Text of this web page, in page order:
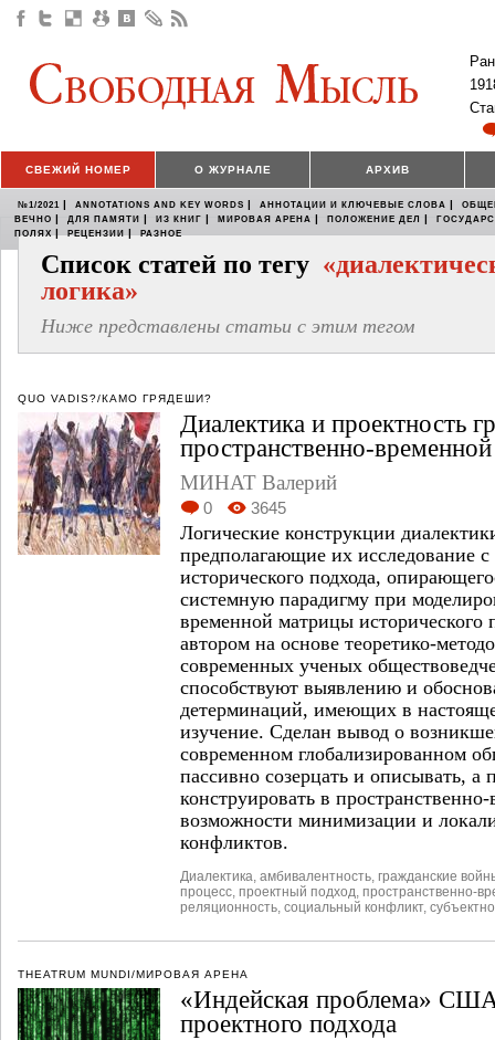
СВЕЖИЙ НОМЕР О ЖУРНАЛЕ АРХИВ
№1/2021 | ANNOTATIONS AND KEY WORDS | АННОТАЦИИ И КЛЮЧЕВЫЕ СЛОВА |
ВЕЧНО | ДЛЯ ПАМЯТИ | ИЗ КНИГ | МИРОВАЯ АРЕНА | ПОЛОЖЕНИЕ ДЕЛ |
ПОЛЯХ | РЕЦЕНЗИИ | РАЗНОЕ
Список статей по тегу
логика»
Ниже представлены статьи с этим тегом
QUO VADIS?/КАМО ГРЯДЕШИ?
Диалектика и проектность
пространственно-
МИНАТ Валерий
0 3645
Логические конструкции
предполагающие их исследование
исторического подхода,
системную парадигму при
временной матрицы исторического
автором на основе теоретико-
современных ученых
способствуют выявлению и
детерминаций, имеющих в
изучение. Сделан вывод о
современном глобализированном
пассивно созерцать и описывать, а
конструировать в
возможности минимизации и
конфликтов.
Диалектика амбивалентность гражданские
процесс проектный подход пространственно-
реляционность социальный конфликт,
THEATRUM MUNDI/МИРОВАЯ АРЕНА
«Индейская проблема»
проектного подхода